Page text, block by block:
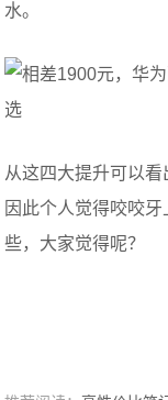
水。
从这四大提升可以看
因此个人觉得咬咬
些，大家觉得呢？